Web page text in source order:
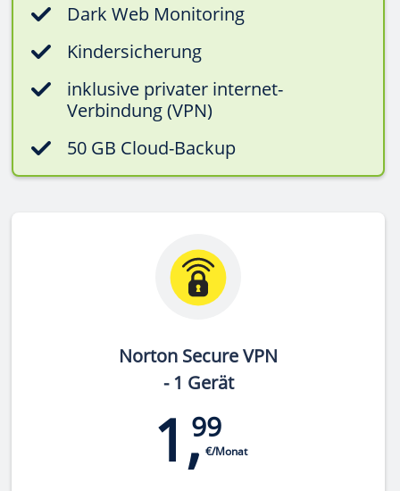
Dark Web Monitoring
Kindersicherung
inklusive privater internet-
Verbindung (VPN)
50 GB Cloud-Backup
Norton Secure VPN
- 1 Gerät
1,99
€/Monat